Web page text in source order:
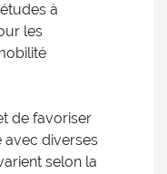
à
les
de favoriser
avec diverses
selon la